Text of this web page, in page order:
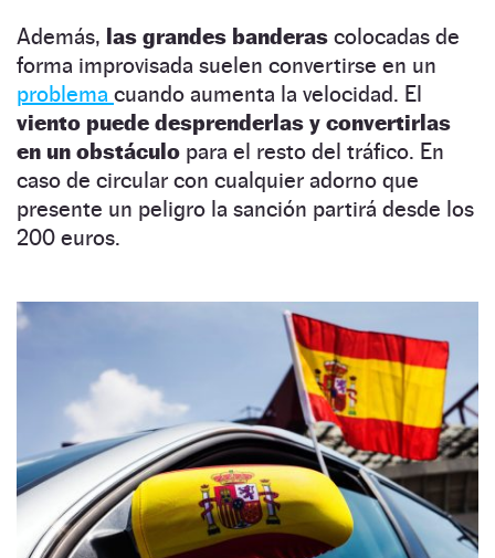
Además, las grandes banderas colocadas de
forma improvisada suelen convertirse en un
problema cuando aumenta la velocidad. El
viento puede desprenderlas y convertirlas
en un obstáculo para el resto del tráfico. En
caso de circular con cualquier adorno que
presente un peligro la sanción partirá desde los
200 euros.